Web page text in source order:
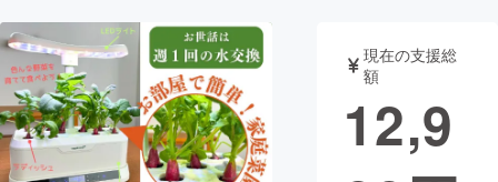
テクノロジー・ガジェット
映像・映画 書籍・雑誌
現在の支援総
額
12,9